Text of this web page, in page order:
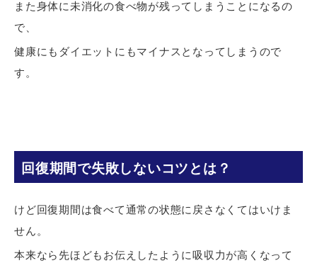
また身体に未消化の食べ物が残ってしまうことになるの
で、
健康にもダイエットにもマイナスとなってしまうので
す。
回復期間で失敗しないコツとは？
けど回復期間は食べて通常の状態に戻さなくてはいけま
せん。
本来なら先ほどもお伝えしたように吸収力が高くなって